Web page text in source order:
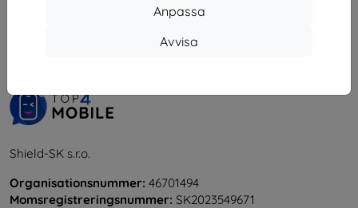
Anpassa
Avvisa
Shield-SK s.r.o.
Organisationsnummer: 46701494
Momsregistreringsnummer: SK2023549671